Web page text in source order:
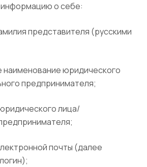
о себе:
представителя (русскими
юридического
предпринимателя;
лица/
почты (далее